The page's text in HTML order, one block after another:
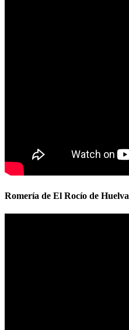
Romería de El Rocío de Huelva